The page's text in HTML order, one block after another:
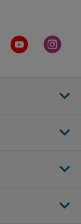
de Allianz
Twitter de
sur la page
Aller sur la
Aller